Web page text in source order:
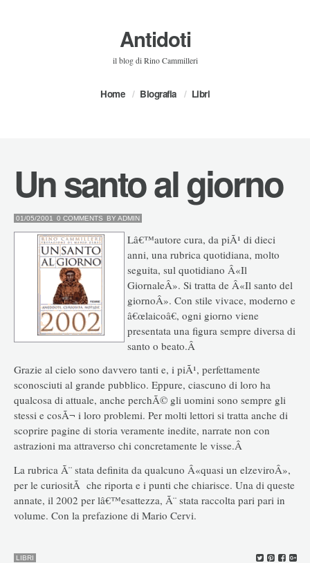
Antidoti
il blog di Rino Cammilleri
Home Biografia Libri
Un santo al giorno
01/05/2001 0 COMMENTS BY ADMIN
Lâ€™autore cura, da piÃ¹ di dieci
anni, una rubrica quotidiana, molto
seguita, sul quotidiano Â«Il
GiornaleÂ». Si tratta de Â«Il santo del
giornoÂ». Con stile vivace, moderno e
â€œlaicoâ€, ogni giorno viene
presentata una figura sempre diversa di
santo o beato.Â
Grazie al cielo sono davvero tanti e, i piÃ¹, perfettamente
sconosciuti al grande pubblico. Eppure, ciascuno di loro ha
qualcosa di attuale, anche perchÃ© gli uomini sono sempre gli
stessi e cosÃ¬ i loro problemi. Per molti lettori si tratta anche di
scoprire pagine di storia veramente inedite, narrate non con
astrazioni ma attraverso chi concretamente le visse.Â
La rubrica Ã¨ stata definita da qualcuno Â«quasi un elzeviroÂ»,
per le curiositÃ che riporta e i punti che chiarisce. Una di queste
annate, il 2002 per lâ€™esattezza, Ã¨ stata raccolta pari pari in
volume. Con la prefazione di Mario Cervi.
LIBRI